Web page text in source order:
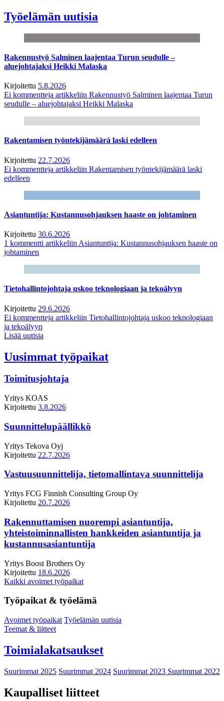
Työelämän uutisia
Rakennustyö Salminen laajentaa Turun seudulle –
aluejohtajaksi Heikki Malaska
Kirjoitettu 5.8.2026
Ei kommentteja artikkeliin Rakennustyö Salminen laajentaa Turun
seudulle – aluejohtajaksi Heikki Malaska
Rakentamisen työntekijämäärä laski edelleen
Kirjoitettu 22.7.2026
Ei kommentteja artikkeliin Rakentamisen työntekijämäärä laski
edelleen
Asiantuntija: Kustannusohjauksen haaste on johtaminen
Kirjoitettu 30.6.2026
1 kommentti artikkeliin Asiantuntija: Kustannusohjauksen haaste on
johtaminen
Tietohallintojohtaja uskoo teknologiaan ja tekoälyyn
Kirjoitettu 29.6.2026
Ei kommentteja artikkeliin Tietohallintojohtaja uskoo teknologiaan
ja tekoälyyn
Lisää uutisia
Uusimmat työpaikat
Toimitusjohtaja
Yritys KOAS
Kirjoitettu 3.8.2026
Suunnittelupäällikkö
Yritys Tekova Oyj
Kirjoitettu 22.7.2026
Vastuusuunnittelija, tietomallintava suunnittelija
Yritys FCG Finnish Consulting Group Oy
Kirjoitettu 20.7.2026
Rakennuttamisen nuorempi asiantuntija,
yhteistoiminnallisten hankkeiden asiantuntija ja
kustannusasiantuntija
Yritys Boost Brothers Oy
Kirjoitettu 18.6.2026
Kaikki avoimet työpaikat
Työpaikat & työelämä
Avoimet työpaikat Työelämän uutisia
Teemat & liitteet
Toimialakatsaukset
Suurimmat 2025 Suurimmat 2024 Suurimmat 2023 Suurimmat 2022
Kaupalliset liitteet